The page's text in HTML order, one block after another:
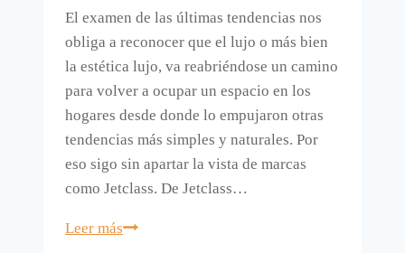
El examen de las últimas tendencias nos
obliga a reconocer que el lujo o más bien
la estética lujo, va reabriéndose un camino
para volver a ocupar un espacio en los
hogares desde donde lo empujaron otras
tendencias más simples y naturales. Por
eso sigo sin apartar la vista de marcas
como Jetclass. De Jetclass…
Leer másLujo